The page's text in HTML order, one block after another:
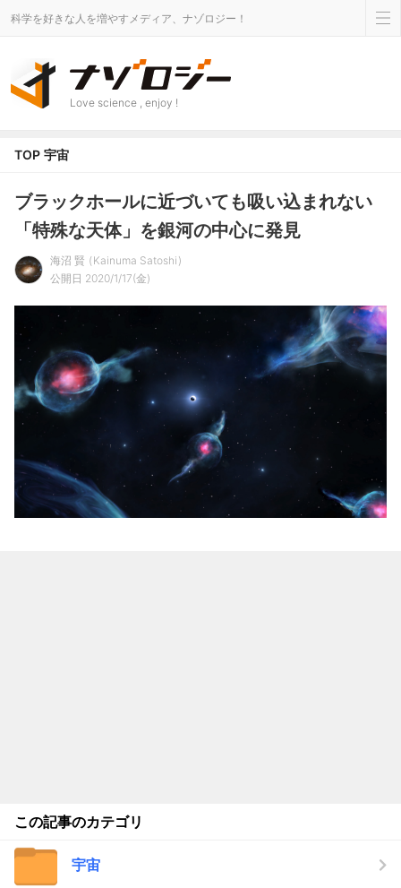
科学を好きな人を増やすメディア、ナゾロジー！
Love science , enjoy !
TOP 宇宙
ブラックホールに近づいても吸い込まれない
「特殊な天体」を銀河の中心に発見
海沼 賢
Kainuma Satoshi
公開日 2020/1/17(金)
この記事のカテゴリ
宇宙